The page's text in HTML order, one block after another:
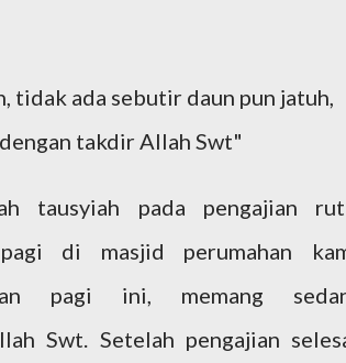
tidak ada sebutir daun pun jatuh,
takdir Allah Swt"
tausyiah pada pengajian
di masjid perumahan
pagi ini, memang
Swt. Setelah pengajian